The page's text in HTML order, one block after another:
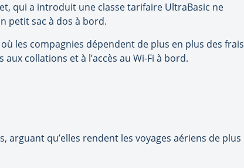
qui a introduit une classe tarifaire UltraBasic ne
petit sac à dos à bord.
les compagnies dépendent de plus en plus des frais
collations et à l’accès au Wi-Fi à bord.
qu’elles rendent les voyages aériens de plus